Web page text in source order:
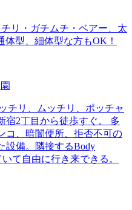
リ・ガチムチ・ベアー、太
型、細体型な方もOK！
チリ、ムッチリ、ポッチャ
宿2丁目から徒歩すぐ。 多
コ、暗闇便所、拒否不可の
設備。隣接するBody
て自由に行き来できる。